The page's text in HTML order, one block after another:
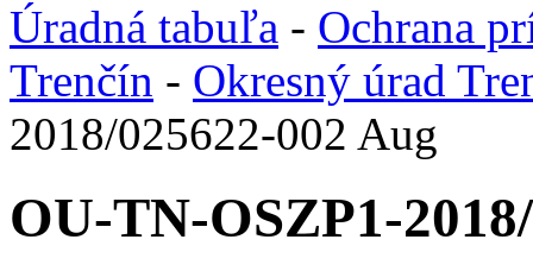
Úradná tabuľa - Ochrana
Trenčín - Okresný úrad
2018/025622-002 Aug
OU-TN-OSZP1-